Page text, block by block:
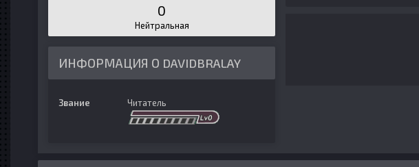
0
Нейтральная
ИНФОРМАЦИЯ О DAVIDBRALAY
Звание Читатель